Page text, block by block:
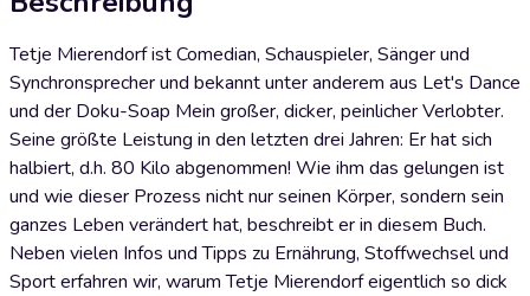
Tetje Mierendorf ist Comedian, Schauspieler, Sänger und
Synchronsprecher und bekannt unter anderem aus Let's Dance
und der Doku-Soap Mein großer, dicker, peinlicher Verlobter.
Seine größte Leistung in den letzten drei Jahren: Er hat sich
halbiert, d.h. 80 Kilo abgenommen! Wie ihm das gelungen ist
und wie dieser Prozess nicht nur seinen Körper, sondern sein
ganzes Leben verändert hat, beschreibt er in diesem Buch.
Neben vielen Infos und Tipps zu Ernährung, Stoffwechsel und
Sport erfahren wir, warum Tetje Mierendorf eigentlich so dick